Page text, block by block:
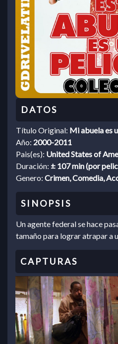
Título Original: Mi abuela es
Año: 2000-2011
Pais(es): United States of
Duración: ± 107 min (por
Genero: Crimen, Comedia,
Un agente federal se hace
tamaño para lograr atrapar a